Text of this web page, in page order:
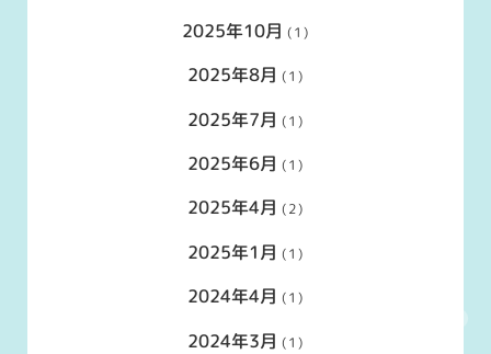
2025年10月 (1)
2025年8月 (1)
2025年7月 (1)
2025年6月 (1)
2025年4月 (2)
2025年1月 (1)
2024年4月 (1)
2024年3月 (1)